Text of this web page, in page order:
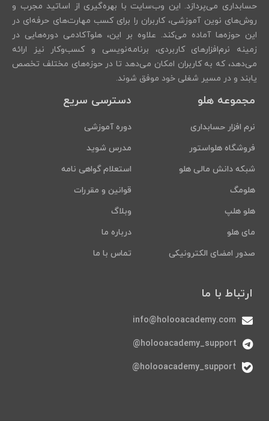
حسابداری می‌پردازد. این وب‌سایت با بهره‌گیری از اساتید مجرب و
روش‌های نوین آموزشی، کاربران را برای کسب مهارت‌های حرفه‌ای در
این حوزه‌ها آماده می‌کند. علاوه بر این، هلوآکادمی دوره‌هایی در
زمینه نرم‌افزارهای کاربردی، برنامه‌نویسی و کسب‌وکار نیز ارائه
می‌دهد، که به کاربران امکان می‌دهد تا در حوزه‌های مختلف تخصص
یابند و در مسیر شغلی خود موفق شوند.
مجموعه هلو
نرم افزار حسابداری
فروشگاه هلواستور
شبکه دانش مالی هلو
هلومگ
هلو هلپ
مای هلو
صدور امضای الکترونیکی
دسترسی سریع
دوره آموزشی
مدرس شوید
استعلام گواهی نامه
قوانین و مقررات
وبلاگ
درباره ما
تماس با ما
ارتباط با ما
info@holooacademy.com
holooacademy_support@
holooacademy_support@